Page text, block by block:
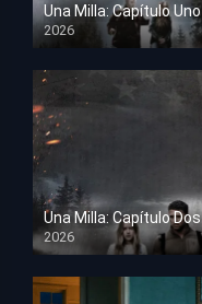
Una Milla: Capítulo Uno
2026
HD 1080p
Una Milla: Capítulo Dos
2026
HD 1080p